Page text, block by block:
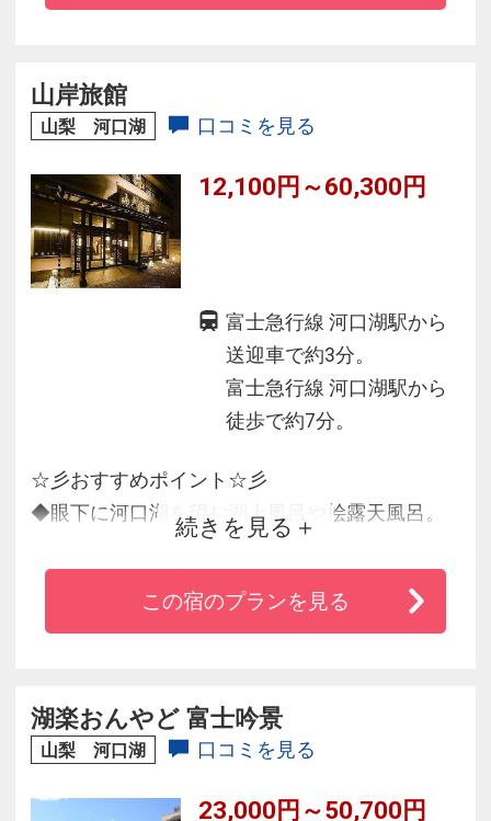
き。日本の美しさを実感できる滞在を♪
◆富士五湖周辺でのハイキングや富士登山で疲
ください。
山岸旅館
山梨 河口湖 口コミを見る
12,100円～60,300円
富士急行線 河口湖駅から
送迎車で約3分。
富士急行線 河口湖駅から
徒歩で約7分。
☆彡おすすめポイント☆彡
◆眼下に河口湖を望む湖上風呂や桧露天風呂。
浴室は24時間ご利用可能
◆琉球畳を使用した和モダンの和室が心地いい
◆人気夕食の「ワインビーフ会席膳」は地元産
立地！
続きを見る
この宿のプランを見る
湖楽おんやど 富士吟景
山梨 河口湖 口コミを見る
23,000円～50,700円